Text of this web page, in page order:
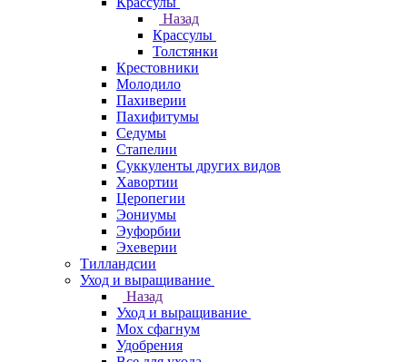
Назад
Крассулы
Толстянки
Крестовники
Молодило
Пахиверии
Пахифитумы
Седумы
Стапелии
Суккуленты других видов
Хавортии
Церопегии
Эониумы
Эуфорбии
Эхеверии
Тилландсии
Уход и выращивание
Назад
Уход и выращивание
Мох сфагнум
Удобрения